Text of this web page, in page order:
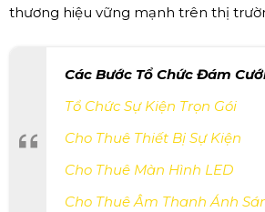
thương hiệu vững mạnh trên thị
Các Bước Tổ Chức Đám
Tổ Chức Sự Kiện Trọn Gói
Cho Thuê Thiết Bị Sự Kiện
Cho Thuê Màn Hình LED
Cho Thuê Âm Thanh Ánh